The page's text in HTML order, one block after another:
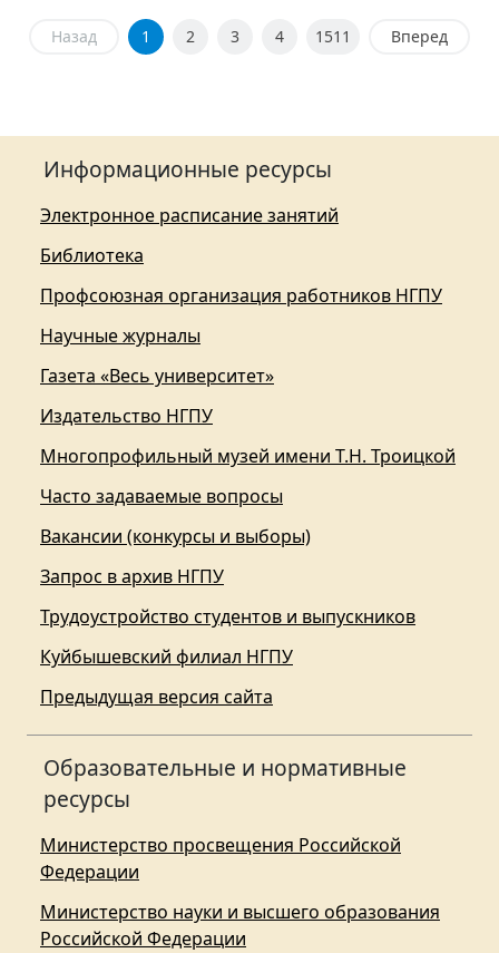
Назад 1 2 3 4 1511 Вперед
Информационные ресурсы
Электронное расписание занятий
Библиотека
Профсоюзная организация работников НГПУ
Научные журналы
Газета «Весь университет»
Издательство НГПУ
Многопрофильный музей имени Т.Н. Троицкой
Часто задаваемые вопросы
Вакансии (конкурсы и выборы)
Запрос в архив НГПУ
Трудоустройство студентов и выпускников
Куйбышевский филиал НГПУ
Предыдущая версия сайта
Образовательные и нормативные
ресурсы
Министерство просвещения Российской
Федерации
Министерство науки и высшего образования
Российской Федерации